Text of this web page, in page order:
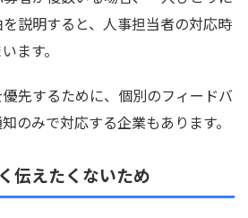
説明すると、人事担当者の対応時
ます。
先するために、個別のフィードバ
のみで対応する企業もあります。
伝えたくないため